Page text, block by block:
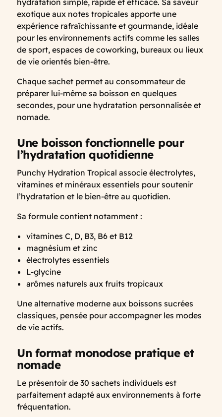
hydratation simple, rapide et efficace. Sa saveur
exotique aux notes tropicales apporte une
expérience rafraîchissante et gourmande, idéale
pour les environnements actifs comme les salles
de sport, espaces de coworking, bureaux ou lieux
de vie orientés bien-être.
Chaque sachet permet au consommateur de
préparer lui-même sa boisson en quelques
secondes, pour une hydratation personnalisée et
nomade.
Une boisson fonctionnelle pour
l’hydratation quotidienne
Punchy Hydration Tropical associe électrolytes,
vitamines et minéraux essentiels pour soutenir
l’hydratation et le bien-être au quotidien.
Sa formule contient notamment :
vitamines C, D, B3, B6 et B12
magnésium et zinc
électrolytes essentiels
L-glycine
arômes naturels aux fruits tropicaux
Une alternative moderne aux boissons sucrées
classiques, pensée pour accompagner les modes
de vie actifs.
Un format monodose pratique et
nomade
Le présentoir de 30 sachets individuels est
parfaitement adapté aux environnements à forte
fréquentation.